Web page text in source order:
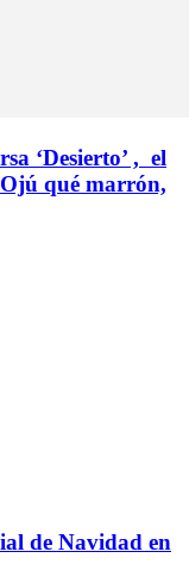
‘Desierto’ , el
qué marrón,
de Navidad en